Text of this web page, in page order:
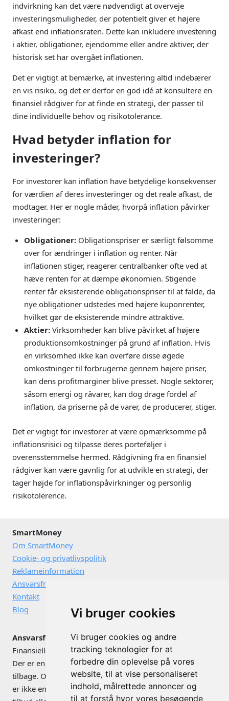
Vi bruger cookies
Vi bruger cookies og andre
tracking teknologier for at
forbedre din oplevelse på vores
website, til at vise personaliseret
indhold, målrettede annoncer og
til at forstå hvor vores besøgende
indvirkning kan det være nødvendigt at overveje
investeringsmuligheder, der potentielt giver et højere
afkast end inflationsraten. Dette kan inkludere investering
i aktier, obligationer, ejendomme eller andre aktiver, der
historisk set har overgået inflationen.
Det er vigtigt at bemærke, at investering altid indebærer
en vis risiko, og det er derfor en god idé at konsultere en
finansiel rådgiver for at finde en strategi, der passer til
dine individuelle behov og risikotolerance.
Hvad betyder inflation for
investeringer?
For investorer kan inflation have betydelige konsekvenser
for værdien af deres investeringer og det reale afkast, de
modtager. Her er nogle måder, hvorpå inflation påvirker
investeringer:
Obligationer:Obligationspriser er særligt følsomme
over for ændringer i inflation og renter. Når
inflationen stiger, reagerer centralbanker ofte ved at
hæve renten for at dæmpe økonomien. Stigende
renter får eksisterende obligationspriser til at falde, da
nye obligationer udstedes med højere kuponrenter,
hvilket gør de eksisterende mindre attraktive.
Aktier:Virksomheder kan blive påvirket af højere
produktionsomkostninger på grund af inflation. Hvis
en virksomhed ikke kan overføre disse øgede
omkostninger til forbrugerne gennem højere priser,
kan dens profitmarginer blive presset. Nogle sektorer,
såsom energi og råvarer, kan dog drage fordel af
inflation, da priserne på de varer, de producerer, stiger.
Det er vigtigt for investorer at være opmærksomme på
inflationsrisici og tilpasse deres porteføljer i
overensstemmelse hermed. Rådgivning fra en finansiel
rådgiver kan være gavnlig for at udvikle en strategi, der
tager højde for inflationspåvirkninger og personlig
risikotolerence.
SmartMoney
Om SmartMoney
Cookie- og privatlivspolitik
Reklameinformation
Ansvarsfraskrivelse
Kontakt
Blog
Ansvarsfraskrivelse
Finansielle instrumenter kan både stige og falde i værdi.
Der er en risiko for, at du ikke får de investerede penge
tilbage. Omtale af konkrete værdipapirer og investeringer
er ikke en anbefaling vedrørende disse, og er ikke et